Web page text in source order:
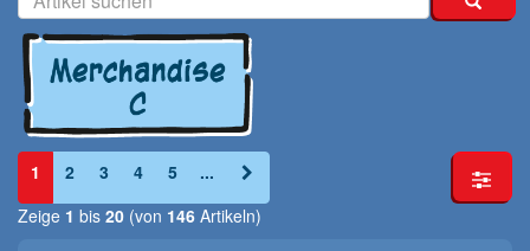
1 2 3 4 5
...
Zeige 1 bis 20 (von 146 Artikeln)